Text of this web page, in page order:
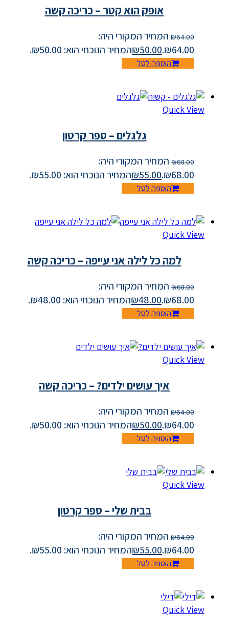
אופק הוא קטר – כריכה קשה
₪64.00
המחיר המקורי היה:
₪64.00.
₪50.00 המחיר הנוכחי הוא: ₪50.00.
הוספה לסל
Quick View
גלגלים – ספר קרטון
₪68.00
המחיר המקורי היה:
₪68.00.
₪55.00 המחיר הנוכחי הוא: ₪55.00.
הוספה לסל
Quick View
למה כל לילה אני עייפה – כריכה קשה
₪68.00
המחיר המקורי היה:
₪68.00.
₪48.00 המחיר הנוכחי הוא: ₪48.00.
הוספה לסל
Quick View
איך עושים ילדים? – כריכה קשה
₪64.00
המחיר המקורי היה:
₪64.00.
₪50.00 המחיר הנוכחי הוא: ₪50.00.
הוספה לסל
Quick View
בבית שלי – ספר קרטון
₪64.00
המחיר המקורי היה:
₪64.00.
₪55.00 המחיר הנוכחי הוא: ₪55.00.
הוספה לסל
Quick View